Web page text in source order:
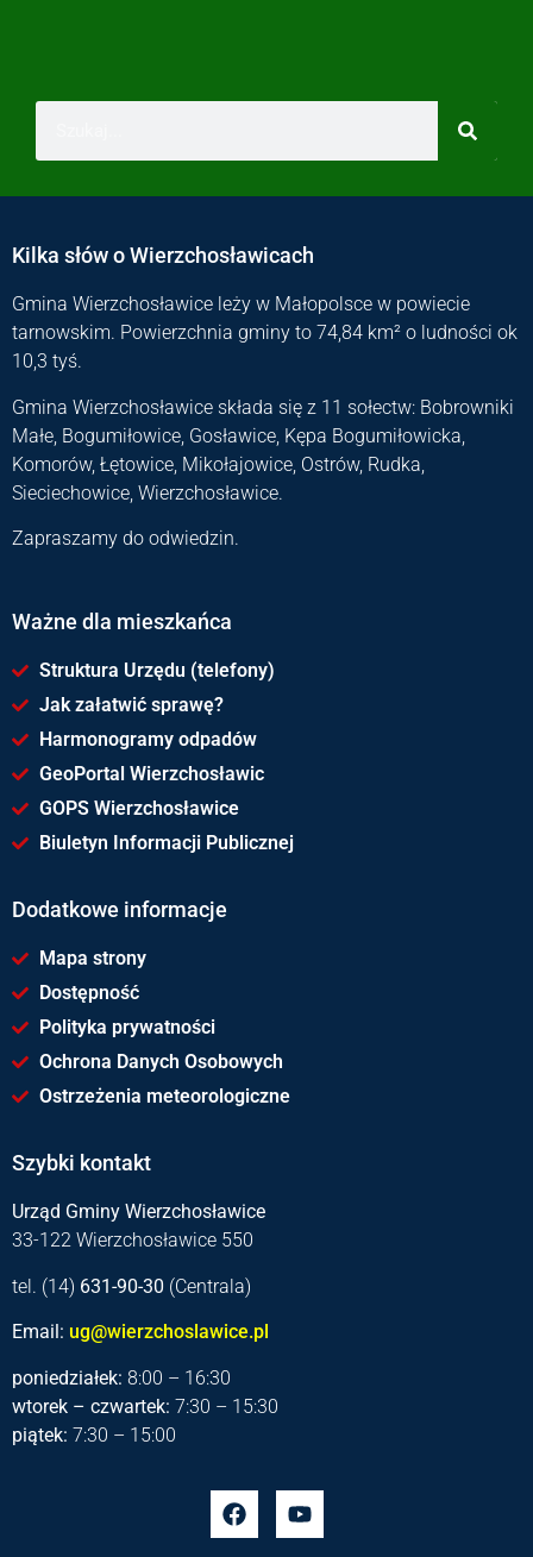
Kilka słów o Wierzchosławicach
Gmina Wierzchosławice leży w Małopolsce w powiecie
tarnowskim. Powierzchnia gminy to 74,84 km² o ludności ok
10,3 tyś.
Gmina Wierzchosławice składa się z 11 sołectw: Bobrowniki
Małe, Bogumiłowice, Gosławice, Kępa Bogumiłowicka,
Komorów, Łętowice, Mikołajowice, Ostrów, Rudka,
Sieciechowice, Wierzchosławice.
Zapraszamy do odwiedzin.
Ważne dla mieszkańca
Struktura Urzędu (telefony)
Jak załatwić sprawę?
Harmonogramy odpadów
GeoPortal Wierzchosławic
GOPS Wierzchosławice
Biuletyn Informacji Publicznej
Dodatkowe informacje
Mapa strony
Dostępność
Polityka prywatności
Ochrona Danych Osobowych
Ostrzeżenia meteorologiczne
Szybki kontakt
Urząd Gminy Wierzchosławice
33-122 Wierzchosławice 550
tel. (14) 631-90-30 (Centrala)
Email: ug@wierzchoslawice.pl
poniedziałek: 8:00 – 16:30
wtorek – czwartek: 7:30 – 15:30
piątek: 7:30 – 15:00